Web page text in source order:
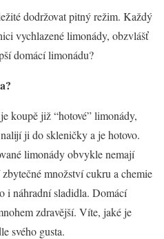
dodržovat pitný režim. Každý
vychlazené limonády, obzvlášť
domácí limonádu?
koupě již “hotové” limonády,
ji do skleničky a je hotovo.
limonády obvykle nemají
množství cukru a chemie
i náhradní sladidla. Domácí
zdravější. Víte, jaké je
svého gusta.